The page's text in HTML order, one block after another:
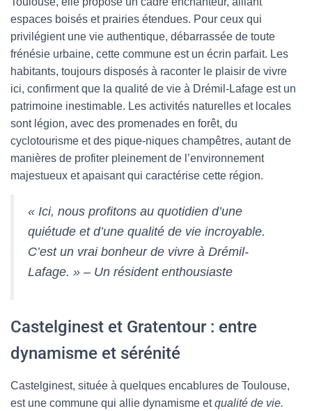
espaces boisés et prairies étendues. Pour ceux qui
privilégient une vie authentique, débarrassée de toute
frénésie urbaine, cette commune est un écrin parfait. Les
habitants, toujours disposés à raconter le plaisir de vivre
ici, confirment que la qualité de vie à Drémil-Lafage est un
patrimoine inestimable. Les activités naturelles et locales
sont légion, avec des promenades en forêt, du
cyclotourisme et des pique-niques champêtres, autant de
manières de profiter pleinement de l’environnement
majestueux et apaisant qui caractérise cette région.
« Ici, nous profitons au quotidien d’une
quiétude et d’une qualité de vie incroyable.
C’est un vrai bonheur de vivre à Drémil-
Lafage. » – Un résident enthousiaste
Castelginest et Gratentour : entre
dynamisme et sérénité
Castelginest, située à quelques encablures de Toulouse,
est une commune qui allie dynamisme etqualité de vie.